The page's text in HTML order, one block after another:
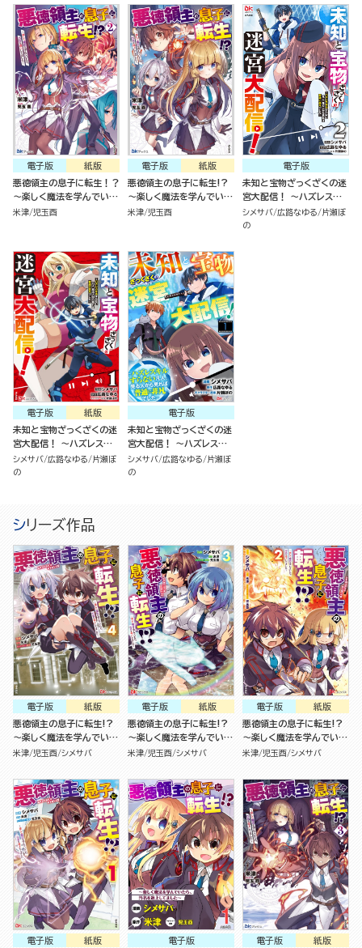
紙版
電子版
悪徳領主の息子に転生！？
～楽しく魔法を学んでいた
ら、汚名を返上してました
米津 児玉酉
紙版
電子版
悪徳領主の息子に転生!?
～楽しく魔法を学んでいた
ら、汚名を返上してました
米津 児玉酉
電子版
未知と宝物ざっくざくの迷
宮大配信！ ～ハズレスキ
ルすらない凡人、見る人か
ら見れば普通に非凡でした
シメサバ 広路なゆる
片瀬ぼ
の
紙版
電子版
未知と宝物ざっくざくの迷
宮大配信！ ～ハズレスキ
ルすらない凡人、見る人か
ら見れば普通に非凡でした
シメサバ 広路なゆる
片瀬ぼ
の
電子版
未知と宝物ざっくざくの迷
宮大配信！ ～ハズレスキ
ルすらない凡人、見る人か
ら見れば普通に非凡でした
シメサバ 広路なゆる
片瀬ぼ
の
シリーズ作品
紙版
電子版
悪徳領主の息子に転生!?
～楽しく魔法を学んでいた
ら、汚名を返上してました
米津 児玉酉 シメサバ
紙版
電子版
悪徳領主の息子に転生!?
～楽しく魔法を学んでいた
ら、汚名を返上してました
米津 児玉酉 シメサバ
紙版
電子版
悪徳領主の息子に転生!?
～楽しく魔法を学んでいた
ら、汚名を返上してました
米津 児玉酉 シメサバ
紙版
電子版
電子版
紙版
電子版